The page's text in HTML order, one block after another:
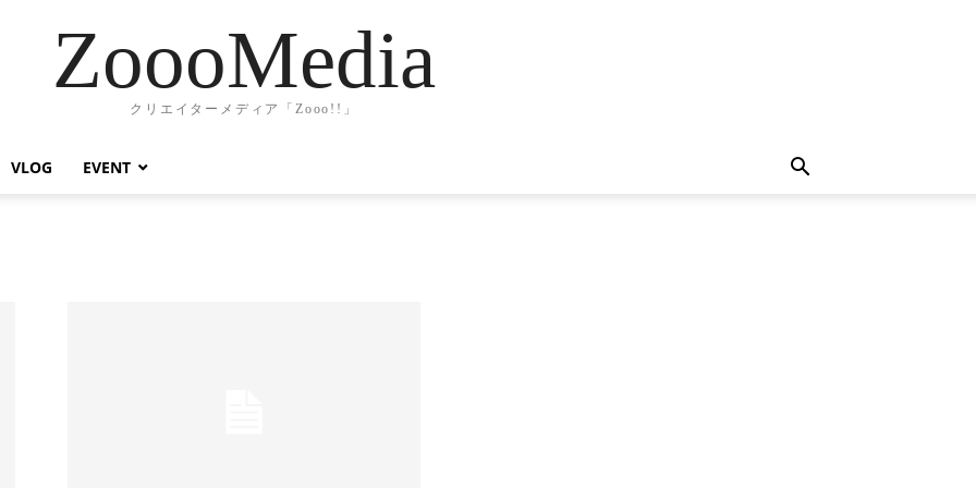
ZoooMedia
クリエイターメディア「Zooo!!」
VLOG EVENT